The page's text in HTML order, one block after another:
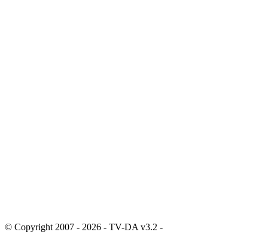
© Copyright 2007 - 2026 - TV-DA v3.2 -